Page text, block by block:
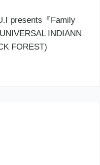
presents『Family
INDIANN
FOREST)